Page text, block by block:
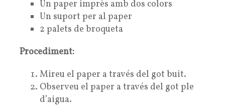
Un paper imprès amb dos colors
Un suport per al paper
2 palets de broqueta
Procediment:
Mireu el paper a través del got buit.
Observeu el paper a través del got ple
d’aigua.